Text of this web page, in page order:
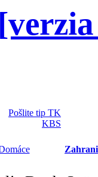
Pošlite tip TK
KBS